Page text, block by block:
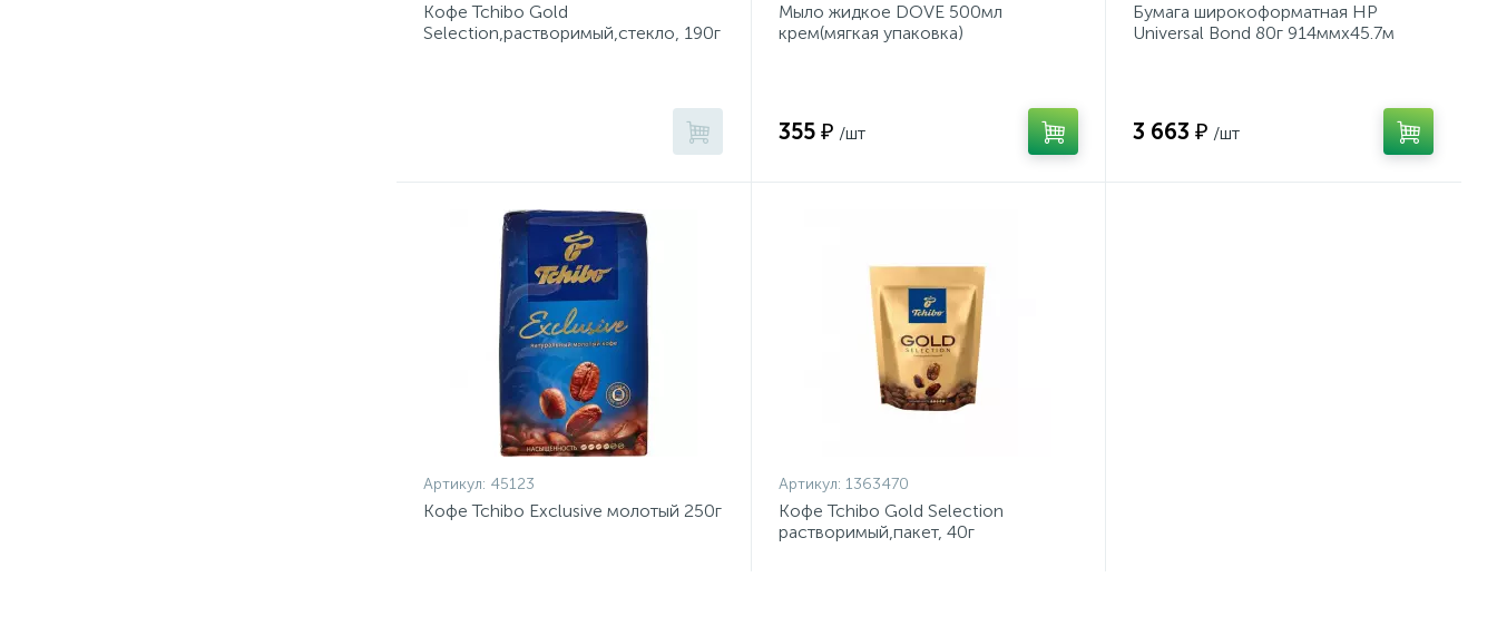
Кофе Tchibo Gold
Selection,растворимый,стекло, 190г
Мыло жидкое DOVE 500мл
крем(мягкая упаковка)
355 ₽ /шт
Бумага широкоформатная HP
Universal Bond 80г 914ммх45.7м
3 663 ₽ /шт
Артикул: 45123
Кофе Tchibo Exclusive молотый 250г
Артикул: 1363470
Кофе Tchibo Gold Selection
растворимый,пакет, 40г